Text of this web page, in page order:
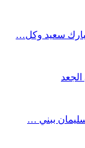
سعيد وكل…
الجعد
ببني …